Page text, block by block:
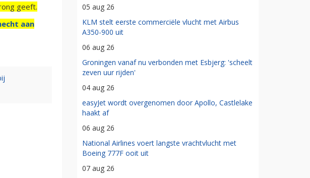
geeft.
aan
05 aug 26
KLM stelt eerste commerciële vlucht met Airbus
A350-900 uit
06 aug 26
Groningen vanaf nu verbonden met Esbjerg: 'scheelt
zeven uur rijden'
04 aug 26
easyJet wordt overgenomen door Apollo, Castlelake
haakt af
06 aug 26
National Airlines voert langste vrachtvlucht met
Boeing 777F ooit uit
07 aug 26